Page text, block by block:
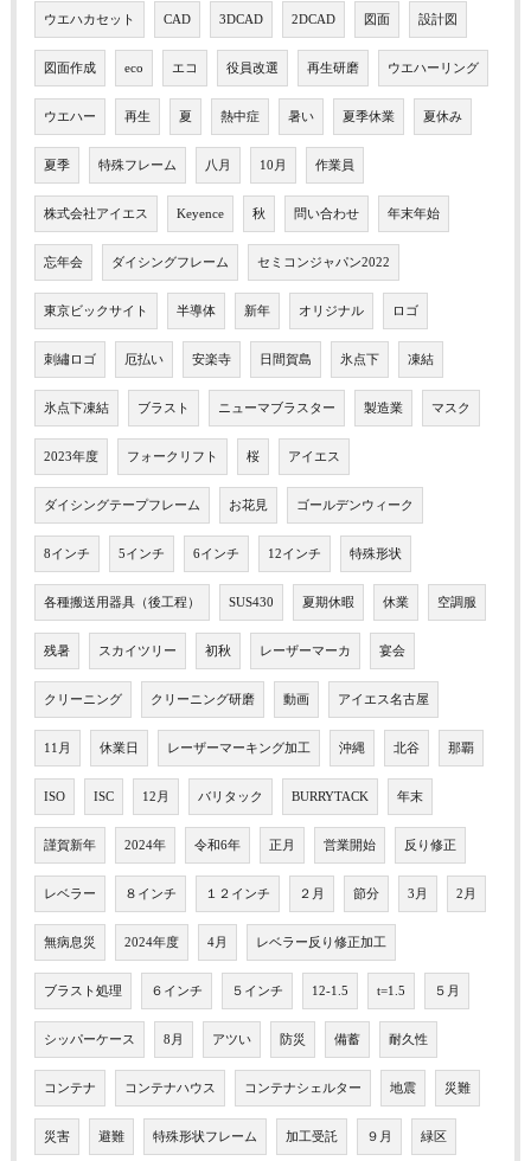
ウエハカセット CAD 3DCAD 2DCAD 図面 設計図
図面作成 eco エコ 役員改選 再生研磨 ウエハーリング
ウエハー 再生 夏 熱中症 暑い 夏季休業 夏休み
夏季 特殊フレーム 八月 10月 作業員
株式会社アイエス Keyence 秋 問い合わせ 年末年始
忘年会 ダイシングフレーム セミコンジャパン2022
東京ビックサイト 半導体 新年 オリジナル ロゴ
刺繡ロゴ 厄払い 安楽寺 日間賀島 氷点下 凍結
氷点下凍結 ブラスト ニューマブラスター 製造業 マスク
2023年度 フォークリフト 桜 アイエス
ダイシングテープフレーム お花見 ゴールデンウィーク
8インチ 5インチ 6インチ 12インチ 特殊形状
各種搬送用器具（後工程） SUS430 夏期休暇 休業 空調服
残暑 スカイツリー 初秋 レーザーマーカ 宴会
クリーニング クリーニング研磨 動画 アイエス名古屋
11月 休業日 レーザーマーキング加工 沖縄 北谷 那覇
ISO ISC 12月 バリタック BURRYTACK 年末
謹賀新年 2024年 令和6年 正月 営業開始 反り修正
レベラー ８インチ １２インチ ２月 節分 3月 2月
無病息災 2024年度 4月 レベラー反り修正加工
ブラスト処理 ６インチ ５インチ 12-1.5 t=1.5 ５月
シッパーケース 8月 アツい 防災 備蓄 耐久性
コンテナ コンテナハウス コンテナシェルター 地震 災難
災害 避難 特殊形状フレーム 加工受託 ９月 緑区